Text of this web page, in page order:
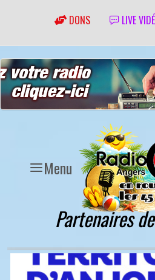
DONS LIVE
Menu
Partenaires